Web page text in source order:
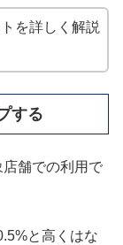
を詳しく解説
する
舗での利用で
と高くはな